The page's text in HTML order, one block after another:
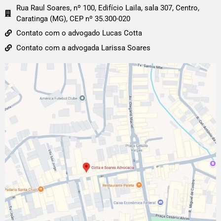
Rua Raul Soares, nº 100, Edifício Laila, sala 307, Centro,
Caratinga (MG), CEP nº 35.300-020
Contato com o advogado Lucas Cotta
Contato com a advogada Larissa Soares